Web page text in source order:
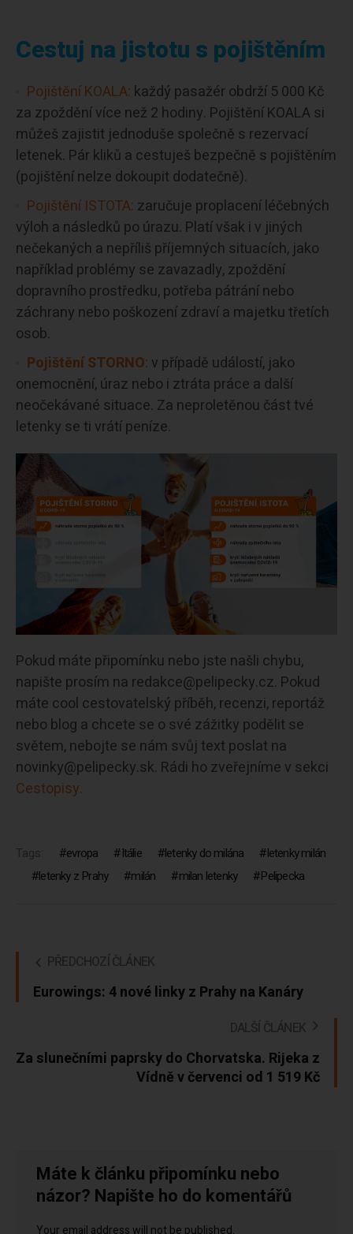
Cestuj na jistotu s pojištěním
Pojištění KOALA: každý pasažér obdrží 5 000 Kč
za zpoždění více než 2 hodiny. Pojištění KOALA si
můžeš zajistit jednoduše společně s rezervací
letenek. Pár kliků a cestuješ bezpečně s pojištěním
(pojištění nelze dokoupit dodatečně).
Pojištění ISTOTA: zaručuje proplacení léčebných
výloh a následků po úrazu. Platí však i v jiných
nečekaných a nepříliš příjemných situacích, jako
například problémy se zavazadly, zpoždění
dopravního prostředku, potřeba pátrání nebo
záchrany nebo poškození zdraví a majetku třetích
osob.
Pojištění STORNO: v případě událostí, jako
onemocnění, úraz nebo i ztráta práce a další
neočekávané situace. Za neproletěnou část tvé
letenky se ti vrátí peníze.
Pokud máte připomínku nebo jste našli chybu,
napište prosím na redakce@pelipecky.cz. Pokud
máte cool cestovatelský příběh, recenzi, reportáž
nebo blog a chcete se o své zážitky podělit se
světem, nebojte se nám svůj text poslat na
novinky@pelipecky.sk. Rádi ho zveřejníme v sekci
Cestopisy.
Tags: evropa Itálie letenky do milána
letenky milán
letenky z Prahy
milán milan letenky Pelipecka
PŘEDCHOZÍ ČLÁNEK
Eurowings: 4 nové linky z Prahy na Kanáry
DALŠÍ ČLÁNEK
Za slunečními paprsky do Chorvatska. Rijeka z
Vídně v červenci od 1 519 Kč
Máte k článku připomínku nebo
názor? Napište ho do komentářů
Your email address will not be published.